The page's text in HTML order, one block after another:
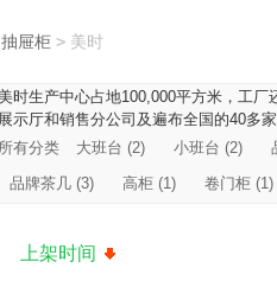
抽屉柜 > 美时
时生产中心占地100,000平方米，工
展示厅和销售分公司及遍布全国的40多
所有分类
大班台 (2) 小班台 (2)
品牌茶几 (3)
高柜 (1) 卷门柜 (1)
上架时间